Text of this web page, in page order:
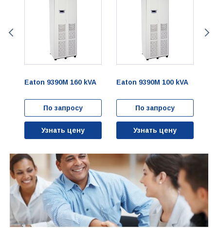
Eaton 9390M 160 kVA
По запросу
Узнать цену
Eaton 9390M 100 kVA
По запросу
Узнать цену